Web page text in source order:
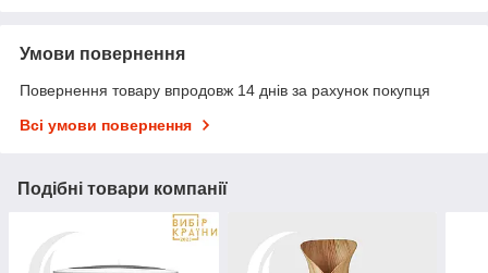
Умови повернення
Повернення товару впродовж 14 днів за рахунок покупця
Всі умови повернення
Подібні товари компанії